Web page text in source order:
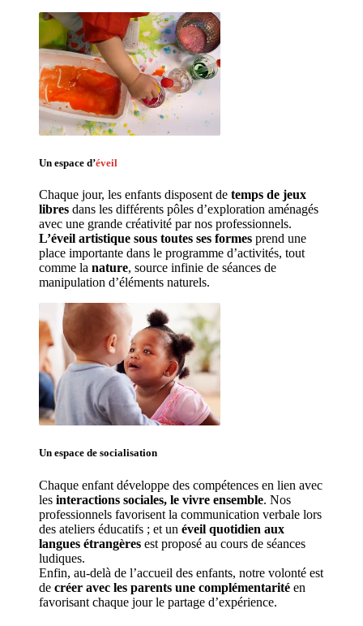
Un espace d’éveil
Chaque jour, les enfants disposent de temps de jeux
libres dans les différents pôles d’exploration aménagés
L’éveil artistique sous toutes ses formes prend une
place importante dans le programme d’activités, tout
comme la nature, source infinie de séances de
manipulation d’éléments naturels.
Un espace de socialisation
Chaque enfant développe des compétences en lien avec
les interactions sociales, le vivre ensemble. Nos
professionnels favorisent la communication verbale lors
des ateliers éducatifs ; et un éveil quotidien aux
langues étrangères est proposé au cours de séances
ludiques.
Enfin, au-delà de l’accueil des enfants, notre volonté est
de créer avec les parents une complémentarité en
favorisant chaque jour le partage d’expérience.